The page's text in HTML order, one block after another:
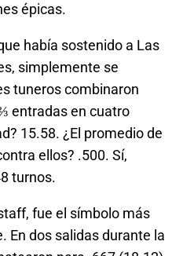
épicas.
había sostenido a Las
simplemente se
tuneros combinaron
entradas en cuatro
15.58. ¿El promedio de
ellos? .500. Sí,
turnos.
fue el símbolo más
En dos salidas durante la